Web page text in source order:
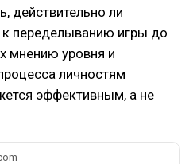
действительно ли
к переделыванию игры до
мнению уровня и
личностям
эффективным, а не